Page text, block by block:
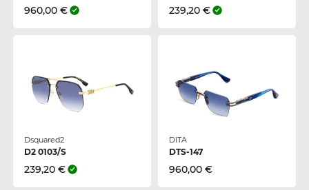
960,00 € 239,20 €
Dsquared2
D2 0103/S
239,20 €
DITA
DTS-147
960,00 €